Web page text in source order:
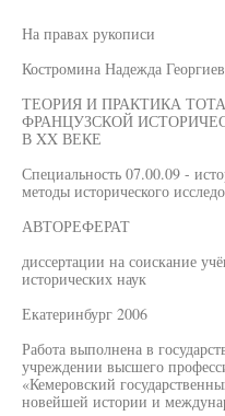
На правах рукописи
Костромина Надежда
ТЕОРИЯ И ПРАКТИКА
ФРАНЦУЗСКОЙ
В XX ВЕКЕ
Специальность 07.00.09 -
методы исторического
АВТОРЕФЕРАТ
диссертации на соискание
исторических наук
Екатеринбург 2006
Работа выполнена в
учреждении высшего
«Кемеровский
новейшей истории и